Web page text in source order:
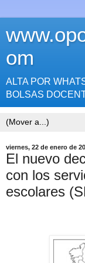
om
ALTA POR
BOLSAS
viernes, 22 de enero de
El nuevo
con los
escolares